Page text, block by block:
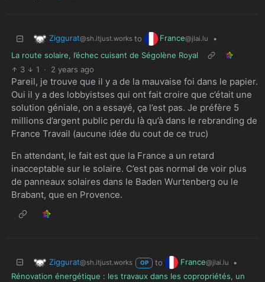
Ziggurat@sh.itjust.works to France@jlai.lu
•
La route solaire, l’échec cuisant de Ségolène Royal
3
1 · 2 years ago
Pareil, je trouve que il y a de la mauvaise foi dans le papier.
Oui il y a des lobbyistses qui ont fait croire que c’était une
solution géniale, on a essayé, ça l’est pas. Je préfère 5
millions d’argent public perdu là qu’à dans le rebranding de
France Travail (aucune idée du cout de ce truc)
En attendant, le fait est que la France a un retard
inacceptable sur le solaire. C’est pas normal de voir plus
de panneaux solaires dans le Baden Wurtenberg ou le
Brabant, que en Provence.
Ziggurat@sh.itjust.works OP to France@jlai.lu
•
Rénovation énergétique : les travaux dans les copropriétés, un